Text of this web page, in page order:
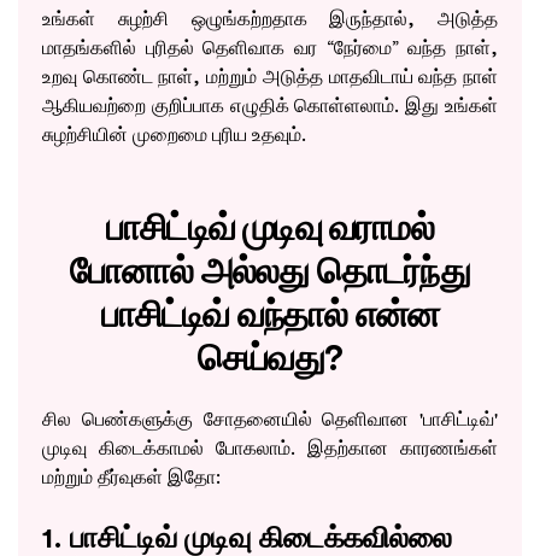
உங்கள் சுழற்சி ஒழுங்கற்றதாக இருந்தால், அடுத்த
மாதங்களில் புரிதல் தெளிவாக வர “நேர்மை” வந்த நாள்,
உறவு கொண்ட நாள், மற்றும் அடுத்த மாதவிடாய் வந்த நாள்
ஆகியவற்றை குறிப்பாக எழுதிக் கொள்ளலாம். இது உங்கள்
சுழற்சியின் முறைமை புரிய உதவும்.
பாசிட்டிவ் முடிவு வராமல்
போனால் அல்லது தொடர்ந்து
பாசிட்டிவ் வந்தால் என்ன
செய்வது?
சில பெண்களுக்கு சோதனையில் தெளிவான 'பாசிட்டிவ்'
முடிவு கிடைக்காமல் போகலாம். இதற்கான காரணங்கள்
மற்றும் தீர்வுகள் இதோ:
1. பாசிட்டிவ் முடிவு கிடைக்கவில்லை